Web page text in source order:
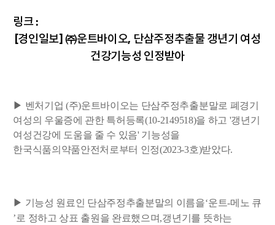
링크 :
[경인일보] ㈜운트바이오, 단삼주정추출물 갱년기 여성
건강기능성 인정받아
▶ 벤처기업 (주)운트바이오는 단삼주정추출분말로 폐경기
여성의 우울증에 관한 특허등록(10-2149518)을 하고 '갱년기
여성건강에 도움을 줄 수 있음' 기능성을
한국식품의약품안전처로부터 인정(2023-3호)받았다.
▶ 기능성 원료인 단삼주정추출분말의 이름을‘운트-메노 큐
’ 로 정하고 상표 출원을 완료했으며,갱년기를 뜻하는